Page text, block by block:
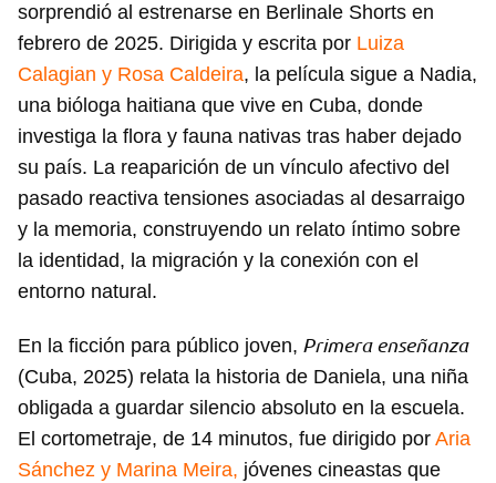
Para poder guardar como favorito, primero has de
iniciar sesión con tu cuenta de 14ymedio.
INICIAR SESIÓN CANCELAR
sorprendió al estrenarse en Berlinale Shorts en
febrero de 2025. Dirigida y escrita por Luiza
Calagian y Rosa Caldeira, la película sigue a Nadia,
una bióloga haitiana que vive en Cuba, donde
investiga la flora y fauna nativas tras haber dejado
su país. La reaparición de un vínculo afectivo del
pasado reactiva tensiones asociadas al desarraigo
y la memoria, construyendo un relato íntimo sobre
la identidad, la migración y la conexión con el
entorno natural.
En la ficción para público joven, Primera enseñanza
(Cuba, 2025) relata la historia de Daniela, una niña
obligada a guardar silencio absoluto en la escuela.
El cortometraje, de 14 minutos, fue dirigido por Aria
Sánchez y Marina Meira, jóvenes cineastas que